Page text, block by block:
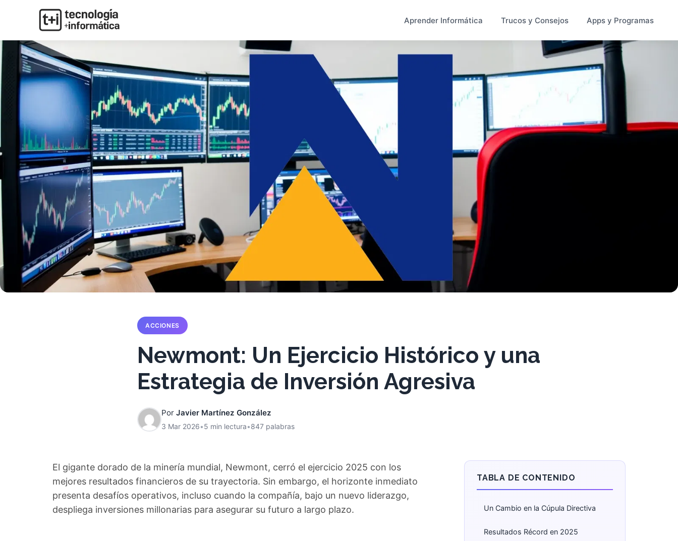
Aprender Informática Trucos y Consejos Apps y Programas
ACCIONES
Newmont: Un Ejercicio Histórico y una
Estrategia de Inversión Agresiva
Por Javier Martínez González
3 Mar 2026•5 min lectura•847 palabras
El gigante dorado de la minería mundial, Newmont, cerró el ejercicio 2025 con los
mejores resultados financieros de su trayectoria. Sin embargo, el horizonte inmediato
presenta desafíos operativos, incluso cuando la compañía, bajo un nuevo liderazgo,
despliega inversiones millonarias para asegurar su futuro a largo plazo.
TABLA DE CONTENIDO
Un Cambio en la Cúpula Directiva
Resultados Récord en 2025